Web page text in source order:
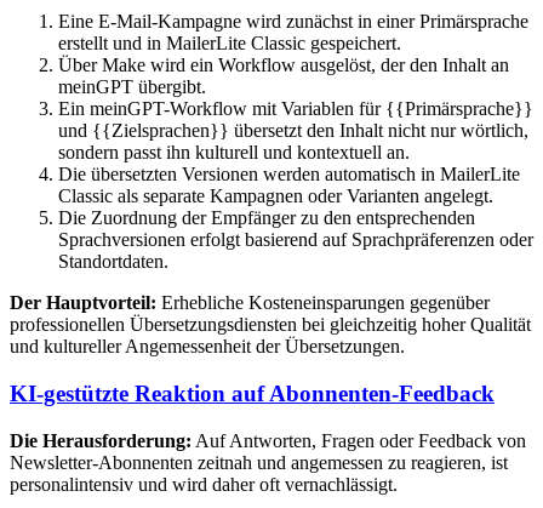
Eine E-Mail-Kampagne wird zunächst in einer Primärsprache
erstellt und in MailerLite Classic gespeichert.
Über Make wird ein Workflow ausgelöst, der den Inhalt an
meinGPT übergibt.
Ein meinGPT-Workflow mit Variablen für {{Primärsprache}}
und {{Zielsprachen}} übersetzt den Inhalt nicht nur wörtlich,
sondern passt ihn kulturell und kontextuell an.
Die übersetzten Versionen werden automatisch in MailerLite
Classic als separate Kampagnen oder Varianten angelegt.
Die Zuordnung der Empfänger zu den entsprechenden
Sprachversionen erfolgt basierend auf Sprachpräferenzen oder
Standortdaten.
Der Hauptvorteil: Erhebliche Kosteneinsparungen gegenüber
professionellen Übersetzungsdiensten bei gleichzeitig hoher Qualität
und kultureller Angemessenheit der Übersetzungen.
KI-gestützte Reaktion auf Abonnenten-Feedback
Die Herausforderung: Auf Antworten, Fragen oder Feedback von
Newsletter-Abonnenten zeitnah und angemessen zu reagieren, ist
personalintensiv und wird daher oft vernachlässigt.